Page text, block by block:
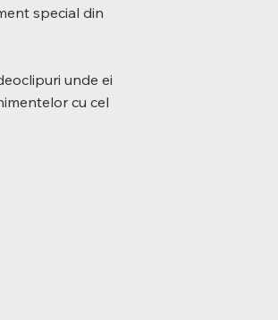
special din
unde ei
cu cel